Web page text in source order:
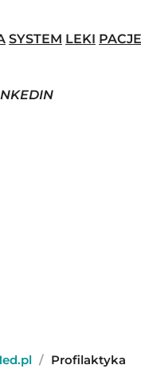
SYSTEM LEKI
/ Profilaktyka